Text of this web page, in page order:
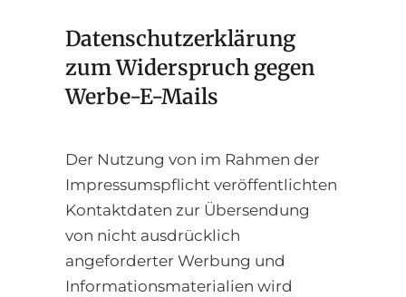
Datenschutzerklärung
zum Widerspruch gegen
Werbe-E-Mails
Der Nutzung von im Rahmen der
Impressumspflicht veröffentlichten
Kontaktdaten zur Übersendung
von nicht ausdrücklich
angeforderter Werbung und
Informationsmaterialien wird